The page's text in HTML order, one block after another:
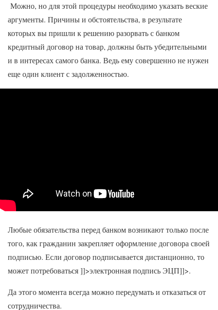
Можно, но для этой процедуры необходимо указать веские
аргументы. Причины и обстоятельства, в результате
которых вы пришли к решению разорвать с банком
кредитный договор на товар, должны быть убедительными
и в интересах самого банка. Ведь ему совершенно не нужен
еще один клиент с задолженностью.
Любые обязательства перед банком возникают только после
того, как гражданин закрепляет оформление договора своей
подписью. Если договор подписывается дистанционно, то
может потребоваться ]]>электронная подпись ЭЦП]]>.
Да этого момента всегда можно передумать и отказаться от
сотрудничества.